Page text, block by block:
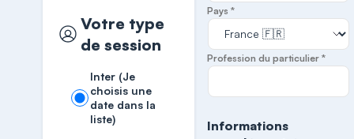
Votre type
de session
Inter (Je
choisis une
date dans la
liste)
Pays *
Profession du particulier *
Informations